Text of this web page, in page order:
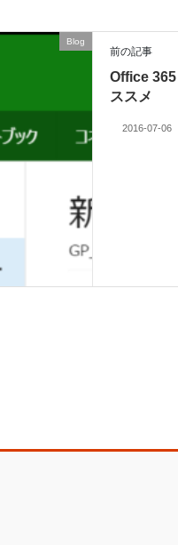
Blog
前の記事
Office
ススメ
2016-07-06